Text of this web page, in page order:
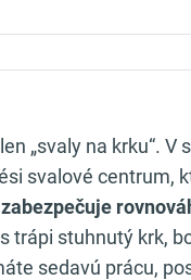
„svaly na krku“. V
svalové centrum,
trápi stuhnutý krk,
sedavú prácu,